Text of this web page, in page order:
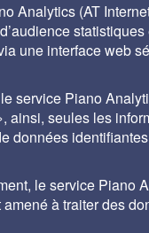
Analytics (AT
statistiques
une interface web
service Piano
ainsi, seules les
données
le service Piano
à traiter des